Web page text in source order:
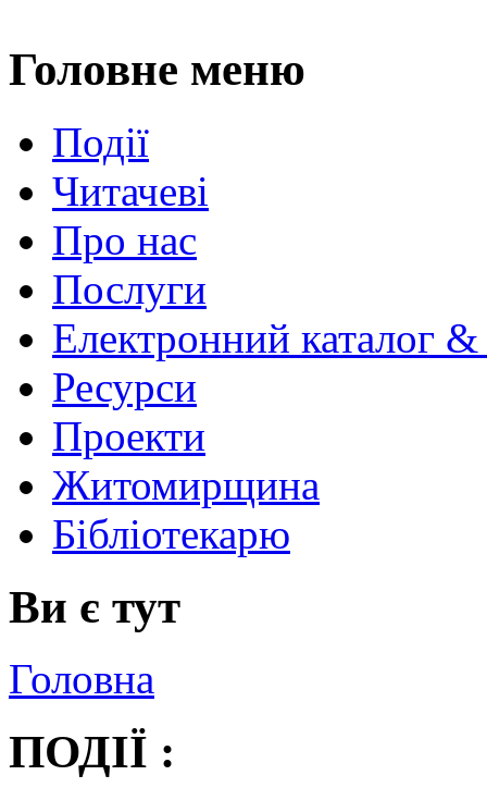
Головне меню
Події
Читачеві
Про нас
Послуги
Електронний каталог
Ресурси
Проекти
Житомирщина
Бібліотекарю
Ви є тут
Головна
ПОДІЇ :